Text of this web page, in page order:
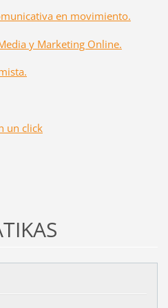
en movimiento.
y Marketing Online.
un click